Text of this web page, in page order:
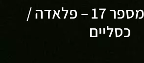
נתח מספר 17 – פלאדה /
כסליים